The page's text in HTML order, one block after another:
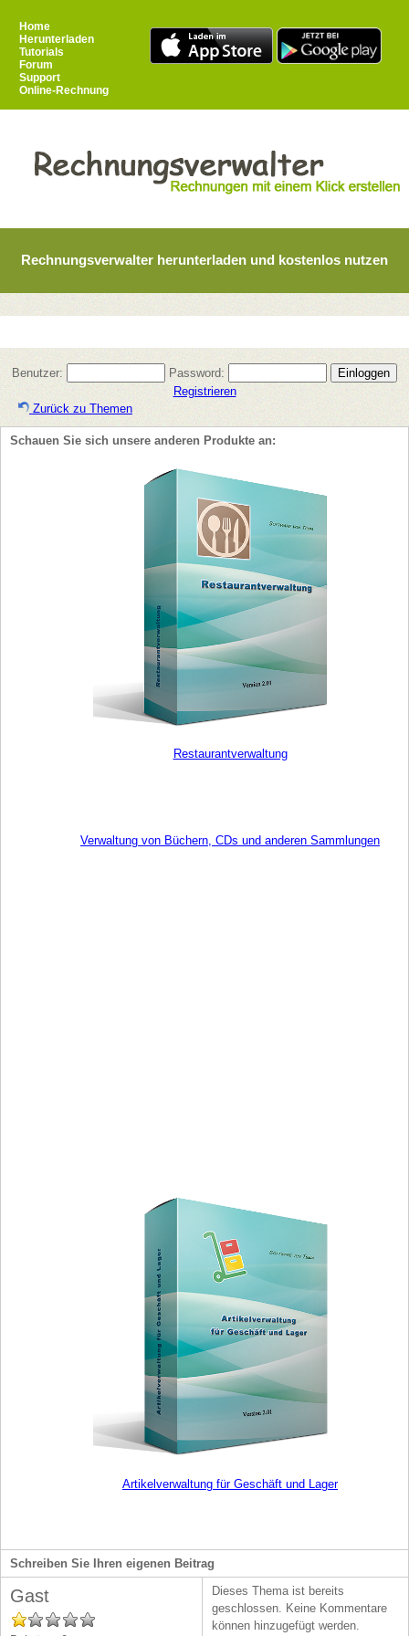
Home
Herunterladen
Tutorials
Forum
Support
Online-Rechnung
Rechnungsverwalter herunterladen und kostenlos nutzen
Benutzer:
Password:
Registrieren
Zurück zu Themen
Schauen Sie sich unsere anderen Produkte an:
Restaurantverwaltung
Verwaltung von Büchern, CDs und anderen Sammlungen
Artikelverwaltung für Geschäft und Lager
Schreiben Sie Ihren eigenen Beitrag
Gast
Dieses Thema ist bereits
geschlossen. Keine Kommentare
können hinzugefügt werden.